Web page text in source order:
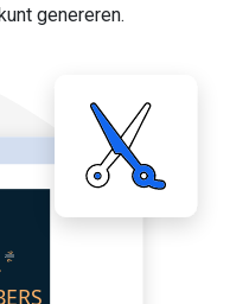
genereren.